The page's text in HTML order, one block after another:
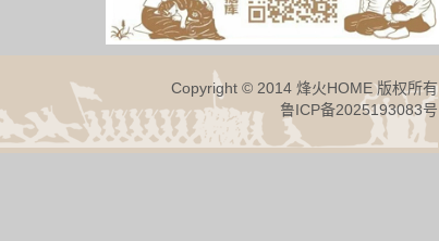
Copyright © 2014 烽火HOME 版权所有
鲁ICP备2025193083号